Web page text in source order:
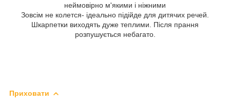
неймовірно м'якими і ніжними
Зовсім не колется- ідеально підійде для дитячих речей.
Шкарпетки виходять дуже теплими. Після прання
розпушується небагато.
Приховати